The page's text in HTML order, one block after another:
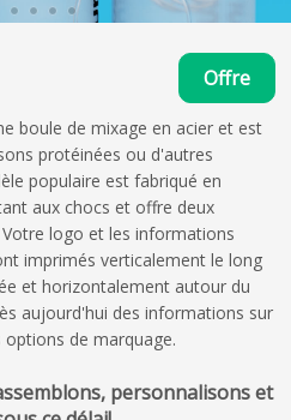
Offre
boule de mixage en acier et est
protéinées ou d'autres
populaire est fabriqué en
aux chocs et offre deux
logo et les informations
imprimés verticalement le long
et horizontalement autour du
aujourd'hui des informations sur
de marquage.
personnalisons et